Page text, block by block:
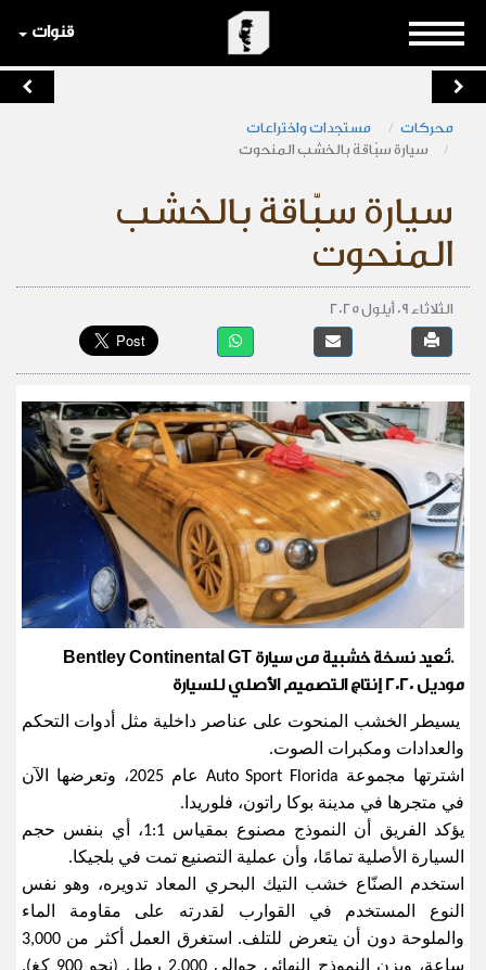
قنوات
محركات
مستجدات واختراعات
سيارة سبّاقة بالخشب المنحوت
سيارة سبّاقة بالخشب
المنحوت
الثلاثاء 09 أيلول 2025
.تُعيد نسخة خشبية من سيارة Bentley Continental GT
موديل 2020 إنتاج التصميم الأصلي للسيارة
يسيطر الخشب المنحوت على عناصر داخلية مثل أدوات التحكم
والعدادات ومكبرات الصوت.
اشترتها مجموعة Auto Sport Florida
عام 2025، وتعرضها الآن
في متجرها في مدينة بوكا راتون، فلوريدا .
يؤكد الفريق أن النموذج مصنوع بمقياس 1:1، أي بنفس حجم
السيارة الأصلية تمامًا، وأن عملية التصنيع تمت في بلجيكا.
استخدم الصنّاع خشب التيك البحري المعاد تدويره، وهو نفس
النوع المستخدم في القوارب لقدرته على مقاومة الماء
والملوحة دون أن يتعرض للتلف. استغرق العمل أكثر من 3,000
ساعة، ويزن النموذج النهائي حوالي2,000 رطل (
نحو 900 كغ).